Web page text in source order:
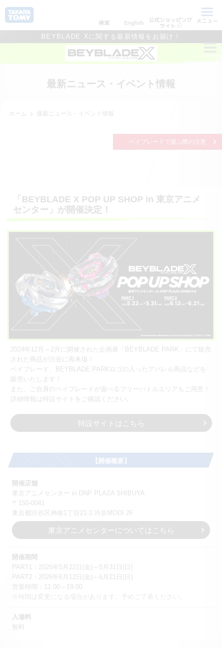
検索 English 公式ショッピング
サイト
メニュー
BEYBLADE Xに関する最新情報をお届け！
最新ニュース・イベント情報
ホーム 最新ニュース・イベント情報
ベイブレードで遊ぶ際の注意
「BEYBLADE X POP UP SHOP in 東京アニメ
センター」が開催決定！
2024年12月～2月に開催された企画展「BEYBLADE PARK」にて販売
された商品が渋谷に再来場！
ベイブレード、BEYBLADE PARKロゴの入ったアパレル商品などを
販売いたします！
また、ご自身のベイブレードが遊べるフリーバトルエリアもご用意！
詳細情報は特設サイトをご確認ください。
特設サイトはこちら
【開催概要】
開催店舗
東京アニメセンター in DNP PLAZA SHIBUYA
〒150-0041
東京都渋谷区神南1丁目21-3 渋谷MODI 2F
東京アニメセンターについてはこちら
開催期間
PART1：2026年5月22日(金)～5月31日(日)
PART2：2026年6月12日(金)～6月21日(日)
営業時間：11:00～19:00
※時間は変更になる場合があります。予めご了承ください。
入場料
無料